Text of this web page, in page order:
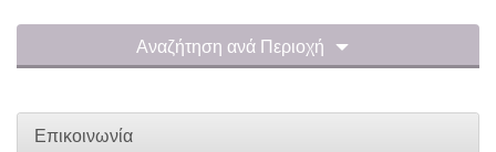
Αναζήτηση ανά Περιοχή
Επικοινωνία